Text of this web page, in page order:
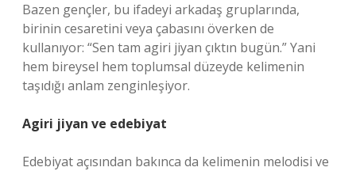
Bazen gençler, bu ifadeyi arkadaş gruplarında,
birinin cesaretini veya çabasını överken de
kullanıyor: “Sen tam agiri jiyan çıktın bugün.” Yani
hem bireysel hem toplumsal düzeyde kelimenin
taşıdığı anlam zenginleşiyor.
Agiri jiyan ve edebiyat
Edebiyat açısından bakınca da kelimenin melodisi ve